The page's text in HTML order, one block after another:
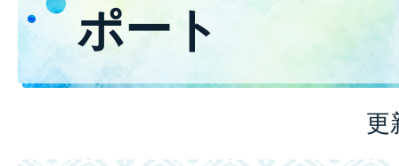
ポート
更